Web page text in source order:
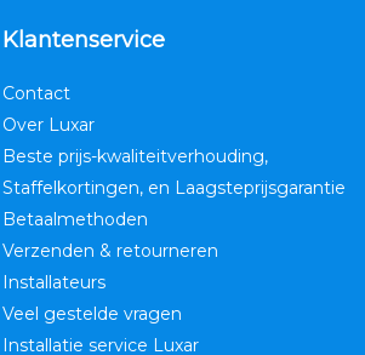
Klantenservice
Contact
Over Luxar
Beste prijs-kwaliteitverhouding,
Staffelkortingen, en Laagsteprijsgarantie
Betaalmethoden
Verzenden & retourneren
Installateurs
Veel gestelde vragen
Installatie service Luxar